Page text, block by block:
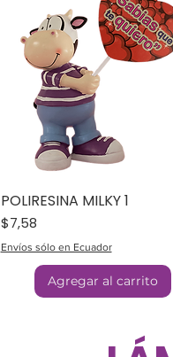
POLIRESINA MILKY 1
Precio
$7,58
Envíos sólo en Ecuador
Agregar al carrito